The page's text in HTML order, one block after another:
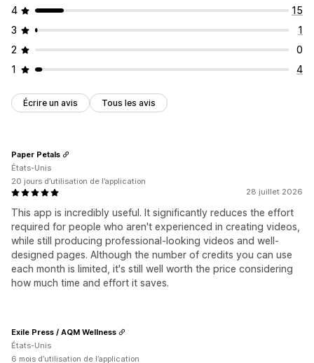
4
15
3
1
2
0
1
4
Écrire un avis Tous les avis
28 juillet 2026
This app is incredibly useful. It significantly reduces the effort
required for people who aren't experienced in creating videos,
while still producing professional-looking videos and well-
designed pages. Although the number of credits you can use
each month is limited, it's still well worth the price considering
how much time and effort it saves.
Paper Petals
États-Unis
20 jours d’utilisation de l’application
Exile Press / AQM Wellness
États-Unis
6 mois d’utilisation de l’application